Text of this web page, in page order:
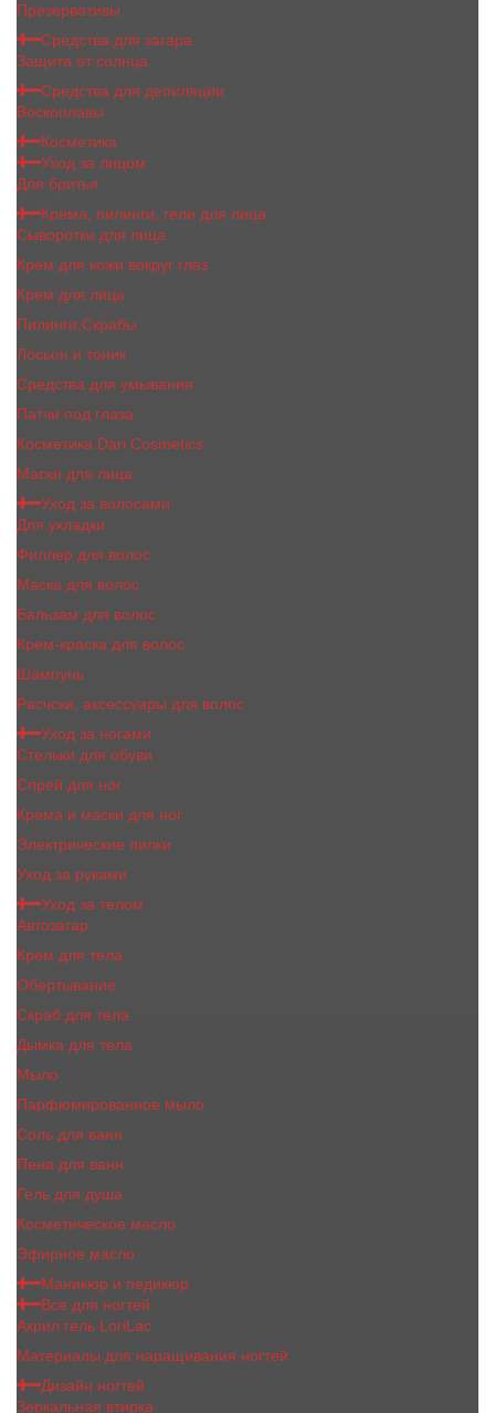
Презервативы
Средства для загара
Защита от солнца
Средства для депиляции
Воскоплавы
Косметика
Уход за лицом
Для бритья
Крема, пилинги, гели для лица
Сыворотки для лица
Крем для кожи вокруг глаз
Крем для лица
Пилинги,Скрабы
Лосьон и тоник
Средства для умывания
Патчи под глаза
Косметика Dari Cosmetics
Маски для лица
Уход за волосами
Для укладки
Филлер для волос
Маска для волос
Бальзам для волос
Крем-краска для волос
Шампунь
Расчски, аксессуары для волос
Уход за ногами
Стельки для обуви
Спрей для ног
Крема и маски для ног
Электрические пилки
Уход за руками
Уход за телом
Автозагар
Крем для тела
Обертывание
Скраб для тела
Дымка для тела
Мыло
Парфюмированное мыло
Соль для ванн
Пена для ванн
Гель для душа
Косметическое масло
Эфирное масло
Маникюр и педикюр
Все для ногтей
Акрил гель LoriLac
Материалы для наращивания ногтей
Дизайн ногтей
Зеркальная втирка